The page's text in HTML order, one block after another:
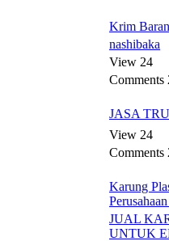
Krim
nashibaka
View 24
Comments
JASA
View 24
Comments
Karung
JUAL
UNTUK